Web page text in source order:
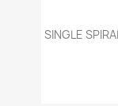
SINGLE